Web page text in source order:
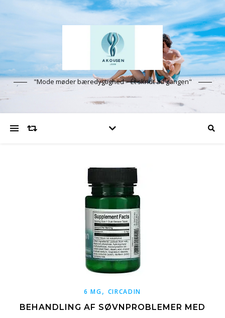
"Mode møder bæredygtighed – Ét skridt ad gangen"
6 MG, CIRCADIN
BEHANDLING AF SØVNPROBLEMER MED